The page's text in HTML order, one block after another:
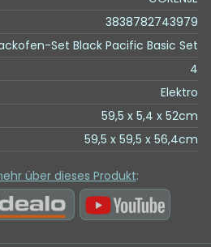
3838782743979
Set Black Pacific Basic Set
4
Elektro
59,5 x 5,4 x 52cm
59,5 x 59,5 x 56,4cm
über dieses Produkt: